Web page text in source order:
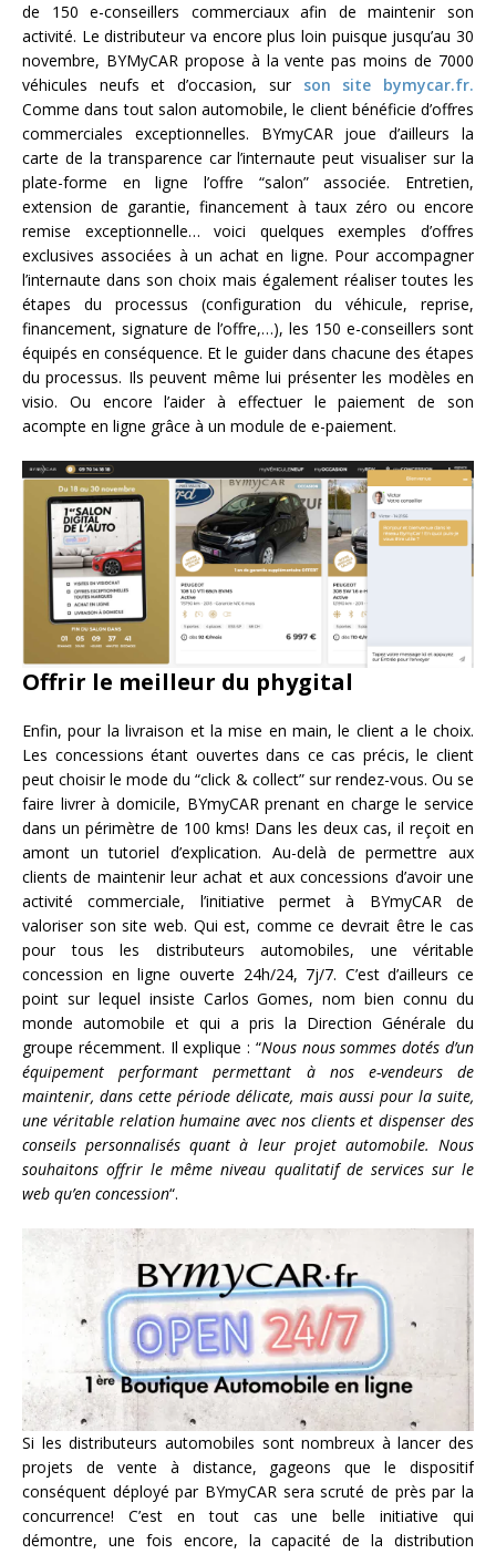
de 150 e-conseillers commerciaux afin de maintenir son
activité. Le distributeur va encore plus loin puisque jusqu’au 30
novembre, BYMyCAR propose à la vente pas moins de 7000
véhicules neufs et d’occasion, sur son site bymycar.fr.
Comme dans tout salon automobile, le client bénéficie d’offres
commerciales exceptionnelles. BYmyCAR joue d’ailleurs la
carte de la transparence car l’internaute peut visualiser sur la
plate-forme en ligne l’offre “salon” associée. Entretien,
extension de garantie, financement à taux zéro ou encore
remise exceptionnelle… voici quelques exemples d’offres
exclusives associées à un achat en ligne. Pour accompagner
l’internaute dans son choix mais également réaliser toutes les
étapes du processus (configuration du véhicule, reprise,
financement, signature de l’offre,…), les 150 e-conseillers sont
équipés en conséquence. Et le guider dans chacune des étapes
du processus. Ils peuvent même lui présenter les modèles en
visio. Ou encore l’aider à effectuer le paiement de son
acompte en ligne grâce à un module de e-paiement.
Offrir le meilleur du phygital
Enfin, pour la livraison et la mise en main, le client a le choix.
Les concessions étant ouvertes dans ce cas précis, le client
peut choisir le mode du “click & collect” sur rendez-vous. Ou se
faire livrer à domicile, BYmyCAR prenant en charge le service
dans un périmètre de 100 kms! Dans les deux cas, il reçoit en
amont un tutoriel d’explication. Au-delà de permettre aux
clients de maintenir leur achat et aux concessions d’avoir une
activité commerciale, l’initiative permet à BYmyCAR de
valoriser son site web. Qui est, comme ce devrait être le cas
pour tous les distributeurs automobiles, une véritable
concession en ligne ouverte 24h/24, 7j/7. C’est d’ailleurs ce
point sur lequel insiste Carlos Gomes, nom bien connu du
monde automobile et qui a pris la Direction Générale du
groupe récemment. Il explique : “Nous nous sommes dotés d’un
équipement performant permettant à nos e-vendeurs de
maintenir, dans cette période délicate, mais aussi pour la suite,
une véritable relation humaine avec nos clients et dispenser des
conseils personnalisés quant à leur projet automobile. Nous
souhaitons offrir le même niveau qualitatif de services sur le
web qu’en concession“.
Si les distributeurs automobiles sont nombreux à lancer des
projets de vente à distance, gageons que le dispositif
conséquent déployé par BYmyCAR sera scruté de près par la
concurrence! C’est en tout cas une belle initiative qui
démontre, une fois encore, la capacité de la distribution